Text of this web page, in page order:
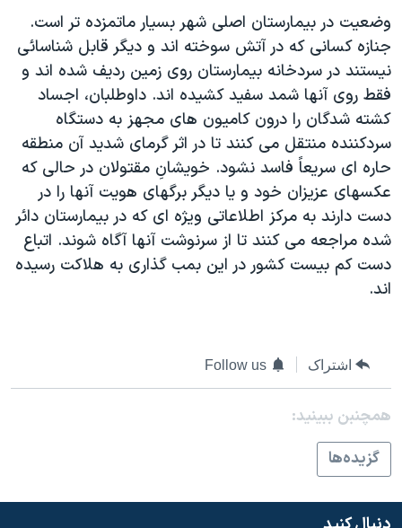
جهش
به
جستجو
گزیده‌ها
ویژه برنامه‌ها
ویدیوها
فرهنگ و زندگی
حقوق شهروندی
اقتصادی
علم و فناوری
اسرائیل در جنگ
عملیات خشم حماسی
۲۵۰سالگی آمریکا
بایگانی برنامه‌های تلویزیونی
مستندها
انتخابات ریاست جمهوری آمریکا ۲۰۲۴
حمله جمهوری اسلامی به اسرائیل
رمز مهسا
ورزش زنان در ایران
تریبونال مردمی آبان ۹۸
قانون شفافیت دارائی کادر رهبری ایران
فرکانس‌های صدای آمریکا
پخش رادیویی
یادگیری زبان انگلیسی
دنبال کنید
زبانهای مختلف
وضعيت در بيمارستان اصلی شهر بسيار ماتمزده تر است.
جنازه کسانی که در آتش سوخته اند و ديگر قابل شناسائی
نيستند در سردخانه بيمارستان روی زمين رديف شده اند و
فقط روی آنها شمد سفيد کشيده اند. داوطلبان، اجساد
کشته شدگان را درون کاميون های مجهز به دستگاه
سردکننده منتقل می کنند تا در اثر گرمای شديد آن منطقه
حاره ای سريعاً فاسد نشود. خويشانِ مقتولان در حالی که
عکسهای عزيزان خود و يا ديگر برگهای هويت آنها را در
دست دارند به مرکز اطلاعاتی ويژه ای که در بيمارستان دائر
شده مراجعه می کنند تا از سرنوشت آنها آگاه شوند. اتباع
دست کم بيست کشور در اين بمب گذاری به هلاکت رسيده
اند.
اشتراک Follow us
همچنبن ببینید:
گزيده‌ها